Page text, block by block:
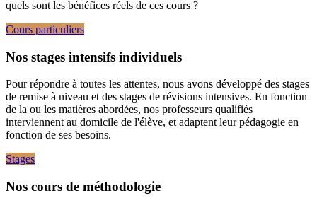
quels sont les bénéfices réels de ces cours ?
Cours particuliers
Nos stages intensifs individuels
Pour répondre à toutes les attentes, nous avons développé des stages
de remise à niveau et des stages de révisions intensives. En fonction
de la ou les matières abordées, nos professeurs qualifiés
interviennent au domicile de l'élève, et adaptent leur pédagogie en
fonction de ses besoins.
Stages
Nos cours de méthodologie